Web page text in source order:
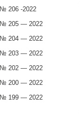
№ 206 -2022
№ 205 — 2022
№ 204 — 2022
№ 203 — 2022
№ 202 — 2022
№ 200 — 2022
№ 199 — 2022